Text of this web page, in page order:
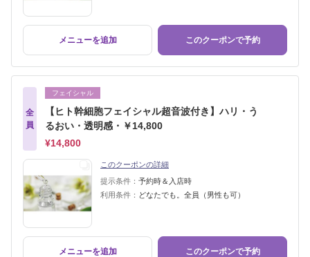
メニューを追加 このクーポンで予約
全
員
フェイシャル
【ヒト幹細胞フェイシャル超音波付き】ハリ・う
るおい・透明感・￥14,800
¥14,800
このクーポンの詳細
提示条件： 予約時＆入店時
利用条件： どなたでも。全員（男性も可）
メニューを追加 このクーポンで予約